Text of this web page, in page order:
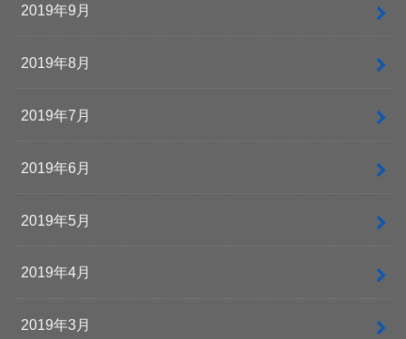
2019年9月
2019年8月
2019年7月
2019年6月
2019年5月
2019年4月
2019年3月